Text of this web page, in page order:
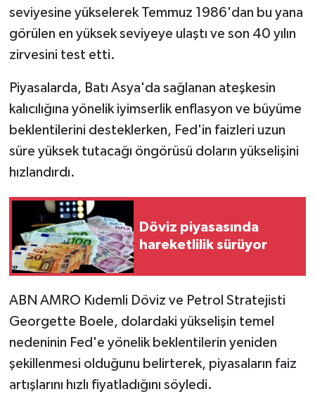
seviyesine yükselerek Temmuz 1986'dan bu yana
görülen en yüksek seviyeye ulaştı ve son 40 yılın
zirvesini test etti.
Piyasalarda, Batı Asya'da sağlanan ateşkesin
kalıcılığına yönelik iyimserlik enflasyon ve büyüme
beklentilerini desteklerken, Fed'in faizleri uzun
süre yüksek tutacağı öngörüsü doların yükselişini
hızlandırdı.
Döviz piyasasında
hareketlilik sürüyor
ABN AMRO Kıdemli Döviz ve Petrol Stratejisti
Georgette Boele, dolardaki yükselişin temel
nedeninin Fed'e yönelik beklentilerin yeniden
şekillenmesi olduğunu belirterek, piyasaların faiz
artışlarını hızlı fiyatladığını söyledi.